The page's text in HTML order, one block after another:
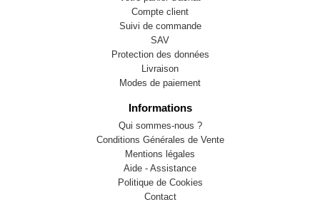
Compte client
Suivi de commande
SAV
Protection des données
Livraison
Modes de paiement
Informations
Qui sommes-nous ?
Conditions Générales de Vente
Mentions légales
Aide - Assistance
Politique de Cookies
Contact